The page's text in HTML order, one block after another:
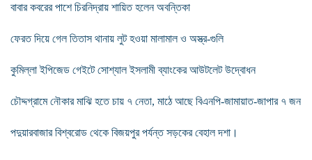
বাবার কবরের পাশে চিরনিদ্রায় শায়িত হলেন অবন্তিকা
ফেরত দিয়ে গেল তিতাস থানায় লুট হওয়া মালামাল ও অস্ত্র-গুলি
কুমিল্লা ইপিজেড গেইটে সোশ্যাল ইসলামী ব্যাংকের আউটলেট উদ্বোধন
চৌদ্দগ্রামে নৌকার মাঝি হতে চায় ৭ নেতা, মাঠে আছে বিএনপি-জামায়াত-জাপার ৭ জন
পদুয়ারবাজার বিশ্বরোড থেকে বিজয়পুর পর্যন্ত সড়কের বেহাল দশা।